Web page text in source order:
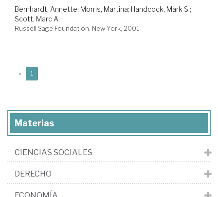
Bernhardt, Annette; Morris, Martina; Handcock, Mark S.;
Scott, Marc A.
Russell Sage Foundation. New York, 2001
« 1
Materias
CIENCIAS SOCIALES
DERECHO